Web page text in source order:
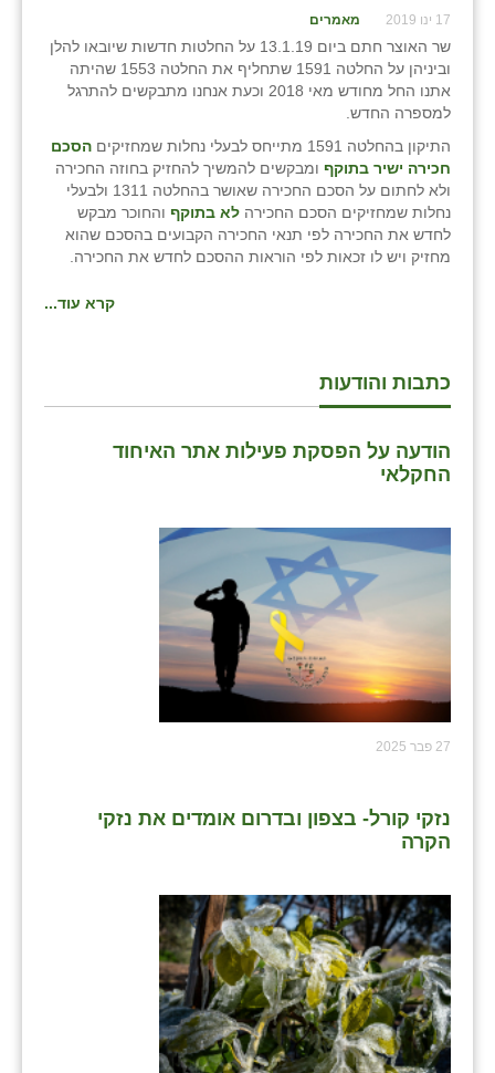
17 ינו 2019 מאמרים
שר האוצר חתם ביום 13.1.19 על החלטות חדשות שיובאו להלן
וביניהן על החלטה 1591 שתחליף את החלטה 1553 שהיתה
אתנו החל מחודש מאי 2018 וכעת אנחנו מתבקשים להתרגל
למספרה החדש.
התיקון בהחלטה 1591 מתייחס לבעלי נחלות שמחזיקים
הסכם
חכירה ישיר בתוקף ומבקשים להמשיך להחזיק בחוזה החכירה
ולא לחתום על הסכם החכירה שאושר בהחלטה 1311 ולבעלי
נחלות שמחזיקים הסכם החכירה לא בתוקף והחוכר מבקש
לחדש את החכירה לפי תנאי החכירה הקבועים בהסכם שהוא
מחזיק ויש לו זכאות לפי הוראות ההסכם לחדש את החכירה.
קרא עוד...
כתבות והודעות
הודעה על הפסקת פעילות אתר האיחוד
החקלאי
27 פבר 2025
נזקי קורל- בצפון ובדרום אומדים את נזקי
הקרה